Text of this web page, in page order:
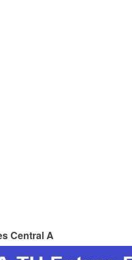
Central A